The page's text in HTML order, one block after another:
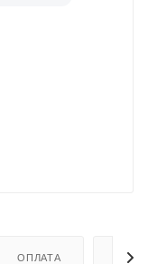
ОПЛАТА